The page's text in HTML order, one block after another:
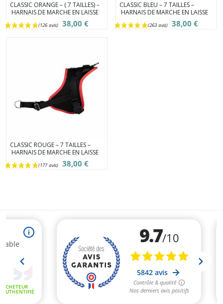
CLASSIC ORANGE – ( 7 TAILLES) –
HARNAIS DE MARCHE EN LAISSE
38,00 €
CLASSIC BLEU – 7 TAILLES –
HARNAIS DE MARCHE EN LAISSE
38,00 €
CLASSIC ROUGE – 7 TAILLES –
HARNAIS DE MARCHE EN LAISSE
38,00 €